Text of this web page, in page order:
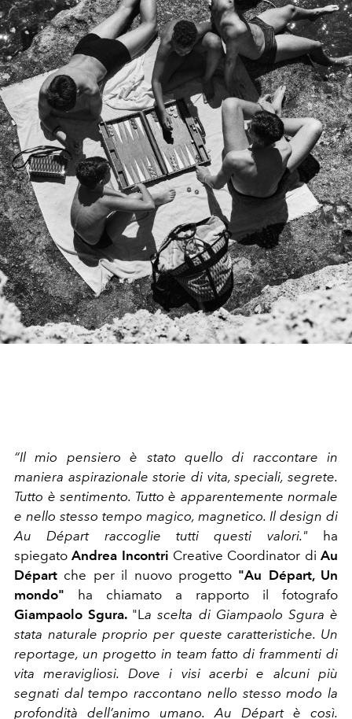
“Il mio pensiero è stato quello di raccontare in
maniera aspirazionale storie di vita, speciali, segrete.
Tutto è sentimento. Tutto è apparentemente normale
e nello stesso tempo magico, magnetico. Il design di
Au Départ raccoglie tutti questi valori." ha
spiegato Andrea Incontri Creative Coordinator diAu
Départ che per il nuovo progetto "Au Départ, Un
mondo" ha chiamato a rapporto il fotografo
Giampaolo Sgura. "La scelta di Giampaolo Sgura è
stata naturale proprio per queste caratteristiche. Un
reportage, un progetto in team fatto di frammenti di
vita meravigliosi. Dove i visi acerbi e alcuni più
segnati dal tempo raccontano nello stesso modo la
profondità dell’animo umano. Au Départ è così.